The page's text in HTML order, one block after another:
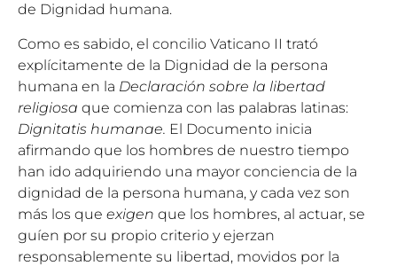
de Dignidad humana.
Como es sabido, el concilio Vaticano II trató
explícitamente de la Dignidad de la persona
humana en la Declaración sobre la libertad
religiosa que comienza con las palabras latinas:
Dignitatis humanae. El Documento inicia
afirmando que los hombres de nuestro tiempo
han ido adquiriendo una mayor conciencia de la
dignidad de la persona humana, y cada vez son
más los que exigen que los hombres, al actuar, se
guíen por su propio criterio y ejerzan
responsablemente su libertad, movidos por la